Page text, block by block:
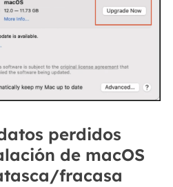
perdidos
de macOS
fracasa